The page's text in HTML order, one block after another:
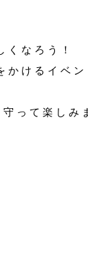
くなろう！
かけるイベン
って楽しみ